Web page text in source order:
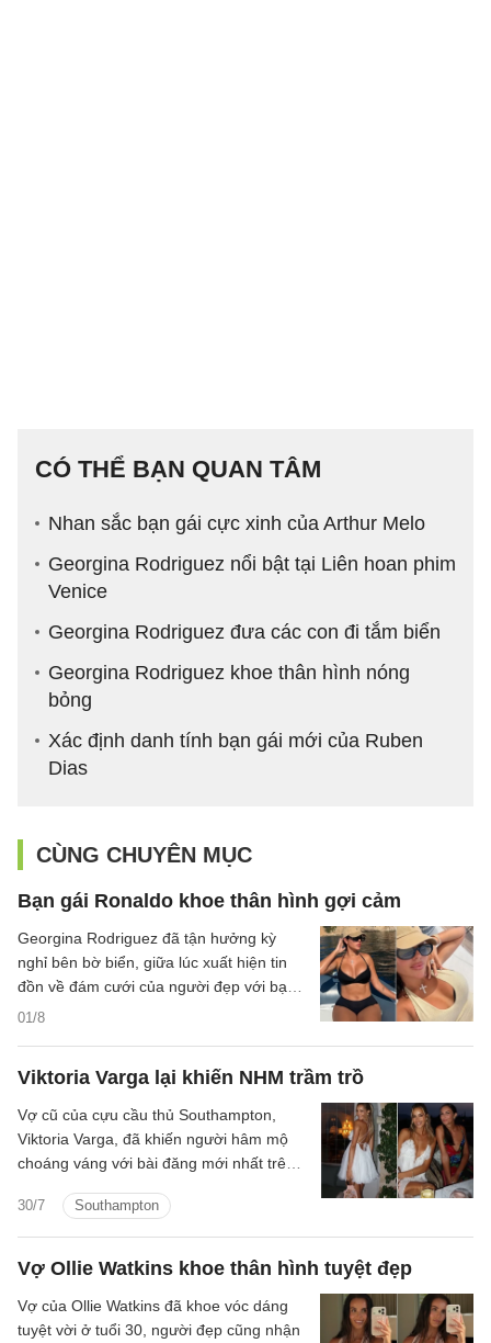
CÓ THỂ BẠN QUAN TÂM
Nhan sắc bạn gái cực xinh của Arthur Melo
Georgina Rodriguez nổi bật tại Liên hoan phim
Venice
Georgina Rodriguez đưa các con đi tắm biển
Georgina Rodriguez khoe thân hình nóng
bỏng
Xác định danh tính bạn gái mới của Ruben
Dias
CÙNG CHUYÊN MỤC
Bạn gái Ronaldo khoe thân hình gợi cảm
01/8
Georgina Rodriguez đã tận hưởng kỳ
nghỉ bên bờ biển, giữa lúc xuất hiện tin
đồn về đám cưới của người đẹp với bạn
trai Cristiano Ronaldo.
Viktoria Varga lại khiến NHM trầm trồ
30/7 Southampton
Vợ cũ của cựu cầu thủ Southampton,
Viktoria Varga, đã khiến người hâm mộ
choáng váng với bài đăng mới nhất trên
Vợ Ollie Watkins khoe thân hình tuyệt đẹp
Vợ của Ollie Watkins đã khoe vóc dáng
tuyệt vời ở tuổi 30, người đẹp cũng nhận